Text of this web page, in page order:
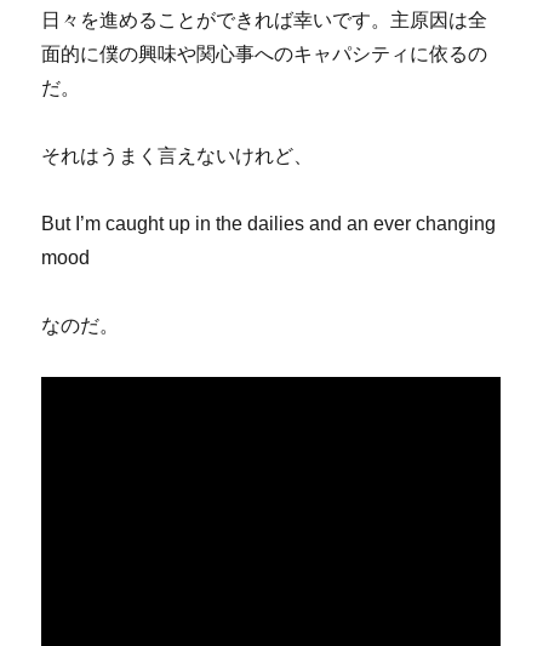
日々を進めることができれば幸いです。主原因は全
面的に僕の興味や関心事へのキャパシティに依るの
だ。
それはうまく言えないけれど、
But I’m caught up in the dailies and an ever changing
mood
なのだ。